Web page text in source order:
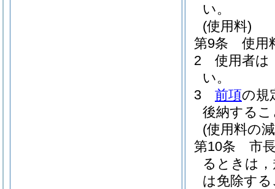
い。
(使用料)
第9条
使用
2
使用者は
い。
3
前項の規
後納する
(使用料の
第10条
市
るときは
は免除す